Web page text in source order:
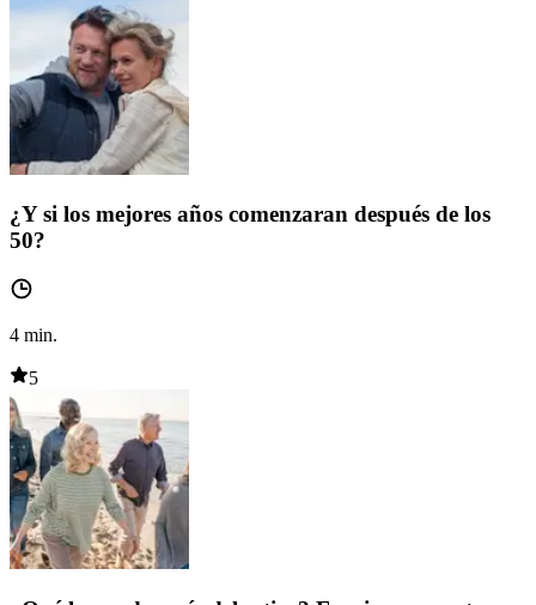
¿Y si los mejores años comenzaran después de los
50?
4 min.
5